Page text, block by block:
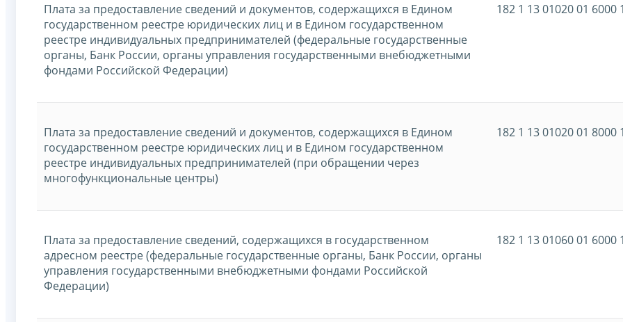
Плата за предоставление сведений и документов, содержащихся в Едином
государственном реестре юридических лиц и в Едином государственном
реестре индивидуальных предпринимателей (федеральные государственные
органы, Банк России, органы управления государственными внебюджетными
фондами Российской Федерации)
182 1 13 01020 01 6000
Плата за предоставление сведений и документов, содержащихся в Едином
государственном реестре юридических лиц и в Едином государственном
реестре индивидуальных предпринимателей (при обращении через
многофункциональные центры)
182 1 13 01020 01 8000
Плата за предоставление сведений, содержащихся в государственном
адресном реестре (федеральные государственные органы, Банк России, органы
управления государственными внебюджетными фондами Российской
Федерации)
182 1 13 01060 01 6000